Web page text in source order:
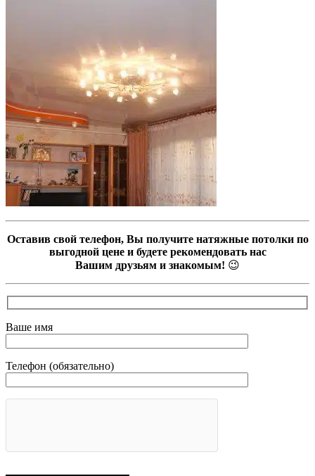
Оставив свой телефон, Вы получите натяжные потолки по
выгодной цене и будете рекомендовать нас
Вашим друзьям и знакомым! 😉
Ваше имя
Телефон (обязательно)